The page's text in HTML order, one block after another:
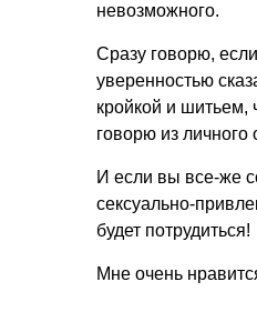
невозможного.
Сразу говорю,
уверенностью
кройкой и шитьем,
говорю из личного
И если вы все-же
сексуально-
будет потрудиться!
Мне очень